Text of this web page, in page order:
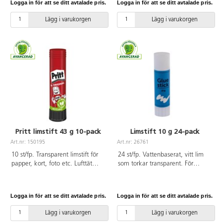
laddning medföljer.
Rekommenderas från 6 år och
alltid under vuxens överinseende.
Logga in för att se ditt avtalade pris.
Lägg i varukorgen
bioplast från sockerrör, helt
återvinningsbar och PVC-fri.
Unik, tätslutande kork förhindrar
Svanenmärkt, licensnummer
3057 0011
Logga in för att se ditt avtalade pris.
Lägg i varukorgen
Pritt limstift 43 g 10-pack
Art.nr: 150195
10 st/fp. Transparent limstift för
papper, kort, foto etc. Lufttät
Patenterad limmassa bestående
av 97 % förnyelsebara
ingredienser. Fritt från
Logga in för att se ditt avtalade pris.
Lägg i varukorgen
Limstift 10 g 24-pack
Art.nr: 26761
24 st/fp. Vattenbaserat, vitt lim
som torkar transparent. För
Logga in för att se ditt avtalade pris.
Lägg i varukorgen